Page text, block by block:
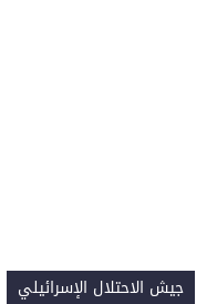
جيش الاحتلال الإسرائيلي